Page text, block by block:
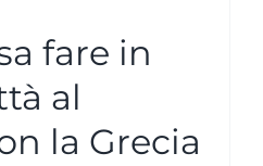
fare in
al
la Grecia